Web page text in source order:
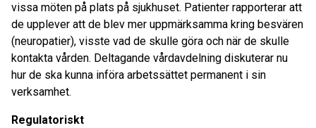
vissa möten på plats på sjukhuset. Patienter rapporterar att
de upplever att de blev mer uppmärksamma kring besvären
(neuropatier), visste vad de skulle göra och när de skulle
kontakta vården. Deltagande vårdavdelning diskuterar nu
hur de ska kunna införa arbetssättet permanent i sin
verksamhet.
Regulatoriskt